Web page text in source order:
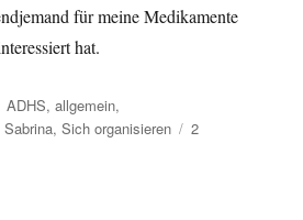
für meine Medikamente
hat.
Kategorien
ADHS,allgemein,
Sabrina,Sich organisieren
2